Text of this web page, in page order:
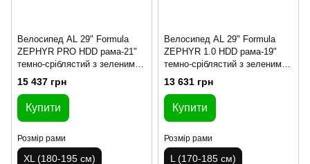
Велосипед AL 29" Formula
ZEPHYR PRO HDD рама-21"
темно-сріблястий з зеленим
2025
15 437 грн
Купити
Розмір рами
XL (180-195 см)
Велосипед AL 29" Formula
ZEPHYR 1.0 HDD рама-19"
темно-сріблястий з зеленим
2025
13 631 грн
Купити
Розмір рами
L (170-185 см)